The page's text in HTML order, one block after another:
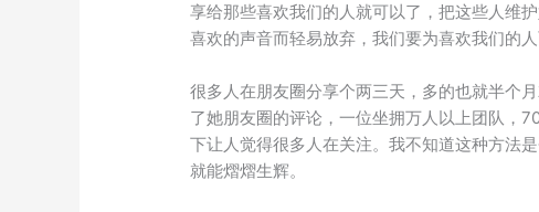
享给那些喜欢我们的人就可以了，把这些人维
喜欢的声音而轻易放弃，我们要为喜欢我们的人
很多人在朋友圈分享个两三天，多的也就半个
了她朋友圈的评论，一位坐拥万人以上团队，
下让人觉得很多人在关注。我不知道这种方法
就能熠熠生辉。